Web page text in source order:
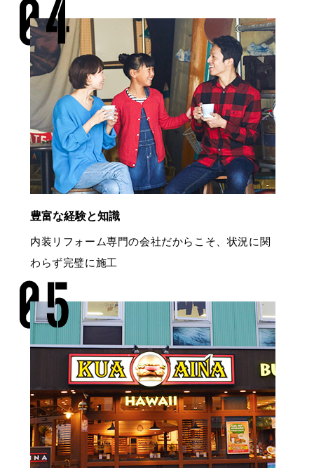
豊富な経験と知識
内装リフォーム専門の会社だからこそ、状況に関
わらず完璧に施工